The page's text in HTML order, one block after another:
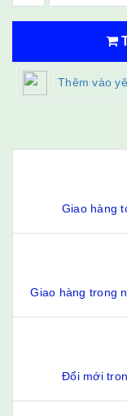
Thêm vào
Giao hàng
Giao hàng trong
Đổi mới